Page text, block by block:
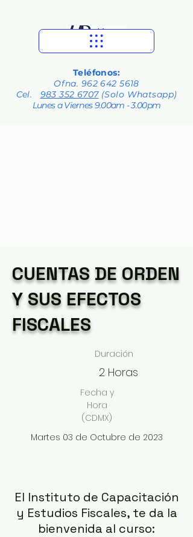
Teléfonos:
Ofna. 962 642 5618
Cel. 983 352 6707(Solo Whatsapp)
Lunes a Viernes 9.00am - 3.00pm
CUENTAS DE ORDEN
Y SUS EFECTOS
FISCALES
Duración
2 Horas
Fecha y
Hora
(CDMX)
Martes 03 de Octubre de 2023
El Instituto de Capacitación
y Estudios Fiscales, te da la
bienvenida al curso: